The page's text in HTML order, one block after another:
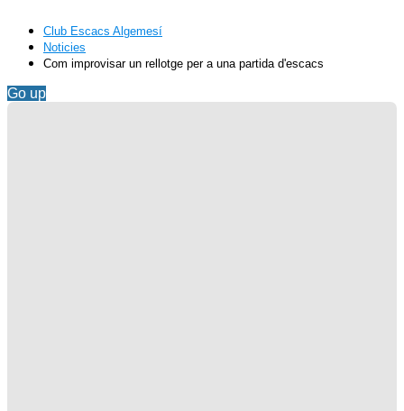
Club Escacs Algemesí
Noticies
Com improvisar un rellotge per a una partida d'escacs
Go up